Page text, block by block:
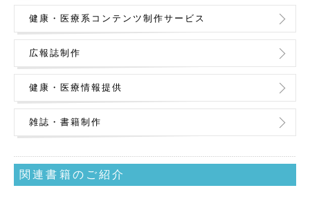
健康・医療系コンテンツ制作サービス
広報誌制作
健康・医療情報提供
雑誌・書籍制作
関連書籍のご紹介